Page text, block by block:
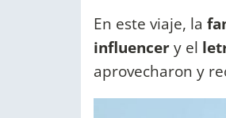
En este viaje, la
influencery el
aprovecharon y